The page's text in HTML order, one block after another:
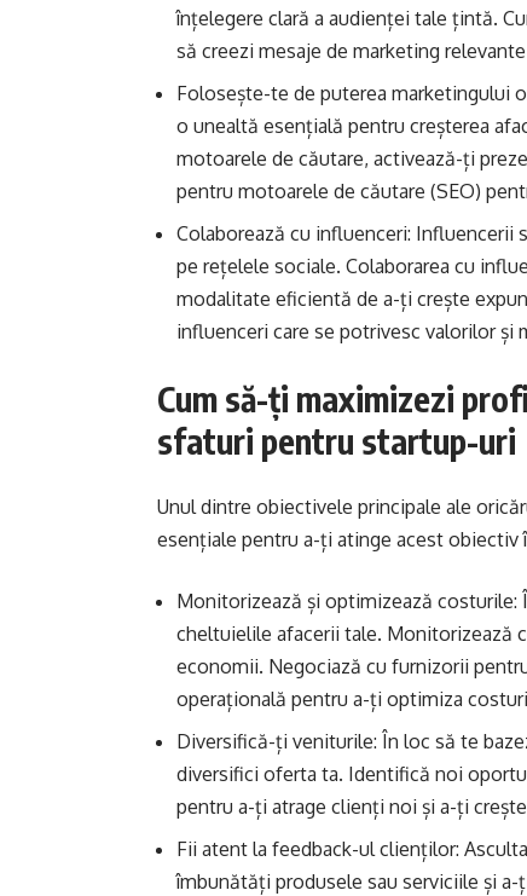
înțelegere clară a audienței tale țintă.
să creezi mesaje de marketing
Folosește-te de puterea marketingului
o unealtă esențială pentru creșterea
motoarele de căutare, activează-ți
pentru motoarele de căutare (SEO)
Colaborează cu influenceri: Influencerii
pe rețelele sociale. Colaborarea cu
modalitate eficientă de a-ți crește
influenceri care se potrivesc valorilor și
Cum să-ți maximizezi
sfaturi pentru startup-uri
Unul dintre obiectivele principale ale
esențiale pentru a-ți atinge acest obiectiv
Monitorizează și optimizează
cheltuielile afacerii tale. Monitorizează
economii. Negociază cu furnizorii
operațională pentru a-ți optimiza
Diversifică-ți veniturile: În loc să te
diversifici oferta ta. Identifică noi
pentru a-ți atrage clienți noi și a-ți
Fii atent la feedback-ul clienților:
îmbunătăți produsele sau serviciile și